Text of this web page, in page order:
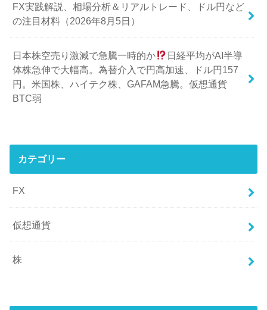
FX実践解説、相場分析＆リアルトレード、ドル円など
の注目材料（2026年8月5日）
日本株空売り激減で急騰一時的か
日経平均がAI半導
体株急伸で大幅高。為替介入で円高加速、ドル円157
円。米国株、ハイテク株、GAFAM急騰。仮想通貨
BTC弱
カテゴリー
FX
仮想通貨
株